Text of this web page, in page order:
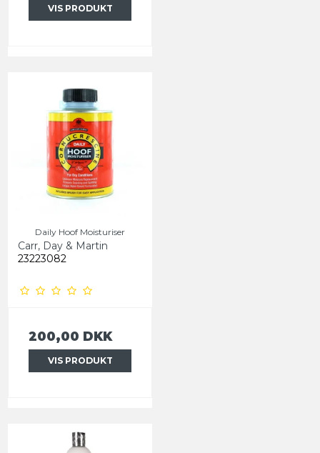
VIS PRODUKT
Daily Hoof Moisturiser
Carr, Day & Martin
23223082
200,00 DKK
VIS PRODUKT